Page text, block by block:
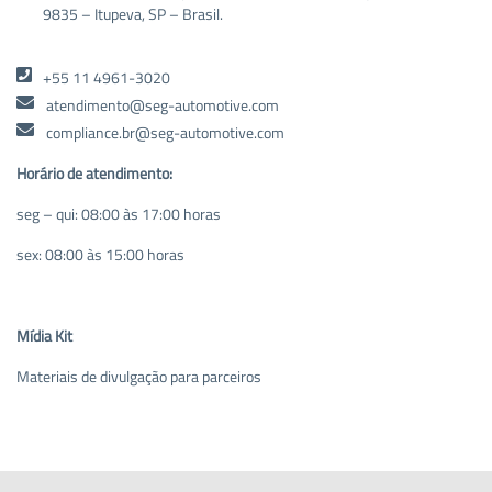
9835 – Itupeva, SP – Brasil.
+55 11 4961-3020
atendimento@seg-automotive.com
compliance.br@seg-automotive.com
Horário de atendimento:
seg – qui: 08:00 às 17:00 horas
sex: 08:00 às 15:00 horas
Mídia Kit
Materiais de divulgação para parceiros